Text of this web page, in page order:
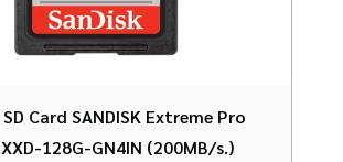
Card SANDISK Extreme Pro
128G-GN4IN (200MB/s.)